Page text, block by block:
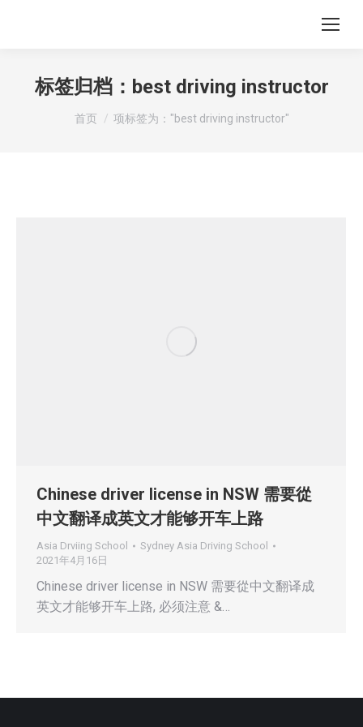
标签归档： best driving instructor
您在这里：
首页 项标签为："best driving instructor"
Chinese driver license in NSW 需要從
中文翻译成英文才能够开车上路
Asia Drviing School
Sydney Asia Driving School
2021年4月16日
Chinese driver license in NSW 需要從中文翻译成
英文才能够开车上路, 必须注意 &…